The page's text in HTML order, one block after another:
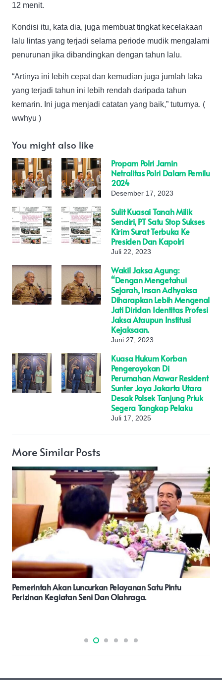
12 menit.
Kondisi itu, kata dia, juga membuat tingkat kecelakaan
lalu lintas yang terjadi selama periode mudik mengalami
penurunan jika dibandingkan dengan tahun lalu.
“Artinya ini lebih cepat dan kemudian juga jumlah laka
yang terjadi tahun ini lebih rendah daripada tahun
kemarin. Ini juga menjadi catatan yang baik,” tuturnya. (
wwhyu )
You might also like
Propam Polri Jamin
Netralitas Polri Dalam Pemilu
2024
Desember 17, 2023
Sulit Kuasai Tanah Milik
Sendiri, PT Satu Stop Sukses
Kirim Surat Terbuka Ke
Presiden Dan Kapolri
Juli 22, 2023
Wakil Jaksa Agung:
“Dengan Mengetahui
Sejarah, Insan Adhyaksa
Diharapkan Lebih Mengenal
Jati Diridan Identitas Profesi
Jaksa Ataupun Institusi
Kejaksaan.
Juni 27, 2023
Kuasa Hukum Korban
Pengeroyokan Di
Perumahan Mawar Resident
Sunter Jaya Jakarta Utara
Desak Polsek Tanjung Priuk
Segera Tangkap Pelaku
Juli 17, 2025
More Similar Posts
Bupati Bogor Rudy Susmanto Mendampingi Wakil
Presiden RI Gibran Rakabuming Raka Ke Sekolah Al-